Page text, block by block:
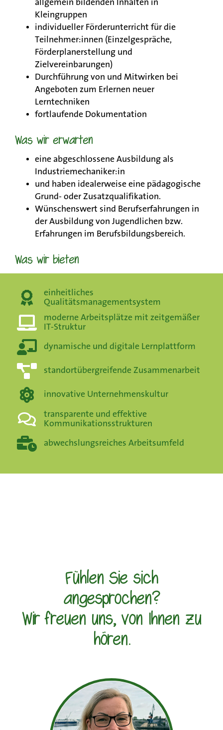
allgemein bildenden Inhalten in
Kleingruppen
individueller Förderunterricht für die
Teilnehmer:innen (Einzelgespräche,
Förderplanerstellung und
Zielvereinbarungen)
Durchführung von und Mitwirken bei
Angeboten zum Erlernen neuer
Lerntechniken
fortlaufende Dokumentation
Was wir erwarten
eine abgeschlossene Ausbildung als
Industriemechaniker:in
und haben idealerweise eine pädagogische
Grund- oder Zusatzqualifikation.
Wünschenswert sind Berufserfahrungen in
der Ausbildung von Jugendlichen bzw.
Erfahrungen im Berufsbildungsbereich.
Was wir bieten
einheitliches
Qualitätsmanagementsystem
moderne Arbeitsplätze mit zeitgemäßer
IT-Struktur
dynamische und digitale Lernplattform
standortübergreifende Zusammenarbeit
innovative Unternehmenskultur
transparente und effektive
Kommunikationsstrukturen
abwechslungsreiches Arbeitsumfeld
Fühlen Sie sich
angesprochen?
Wir freuen uns, von Ihnen zu
hören.